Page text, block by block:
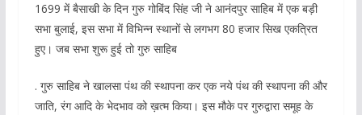
1699 में बैसाखी के दिन गुरु गोबिंद सिंह जी ने आनंदपुर साहिब में एक बड़ी
सभा बुलाई, इस सभा में विभिन्न स्थानों से लगभग 80 हजार सिख एकत्रित
हुए। जब सभा शुरू हुई तो गुरु साहिब
. गुरु साहिब ने खालसा पंथ की स्थापना कर एक नये पंथ की स्थापना की और
जाति, रंग आदि के भेदभाव को ख़त्म किया। इस मौके पर गुरुद्वारा समूह के